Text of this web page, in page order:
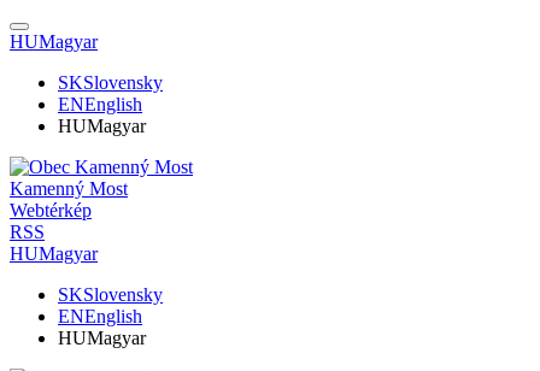
HUMagyar
SKSlovensky
ENEnglish
HUMagyar
Kamenný Most
Webtérkép
RSS
HUMagyar
SKSlovensky
ENEnglish
HUMagyar